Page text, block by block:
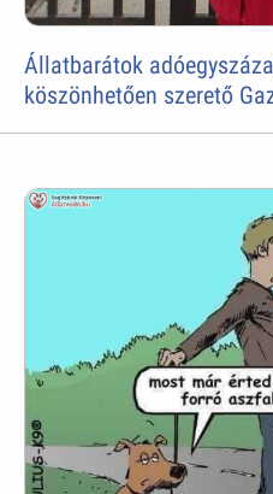
Állatbarátok
köszönhetően szerető